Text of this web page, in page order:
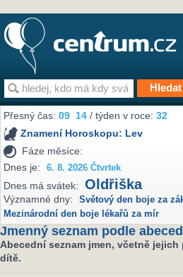
Přesný čas:09 14 / týden v roce:32
Znamení Horoskopu: Lev
Fáze měsíce:
Dnes je:
6. 8. 2026 Čtvrtek
Dnes má svátek: Oldřiška
Významné dny: Světový den boje za
Mezinárodní den boje lékařů za mír
Jmenný seznam podle
Abecední seznam jmen, včetně
dítě.